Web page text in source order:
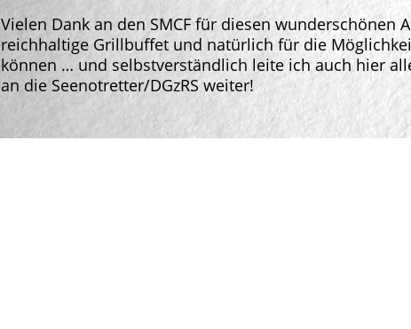
Vielen Dank an den SMCF für diesen wunderschönen
reichhaltige Grillbuffet und natürlich für die
können … und selbstverständlich leite ich auch hier
an die Seenotretter/DGzRS weiter!